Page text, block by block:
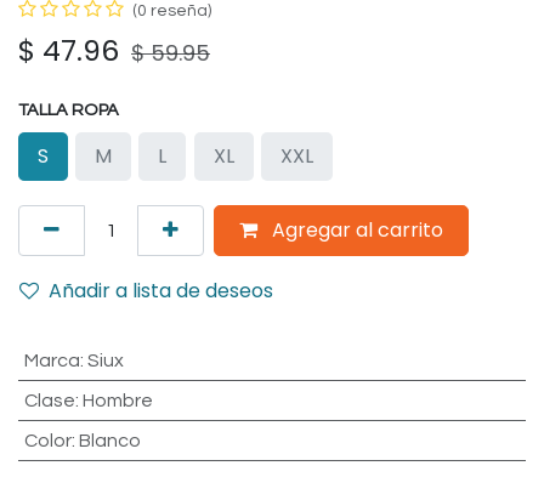
(0 reseña)
$ 47.96 $59.95
TALLA ROPA
S M L XL XXL
Agregar al carrito
Añadir a lista de deseos
Marca: Siux
Clase: Hombre
Color: Blanco